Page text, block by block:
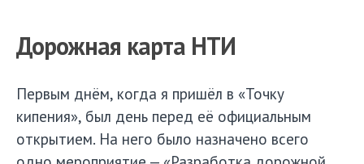
Дорожная карта НТИ
Первым днём, когда я пришёл в «Точку
кипения», был день перед её официальным
открытием. На него было назначено всего